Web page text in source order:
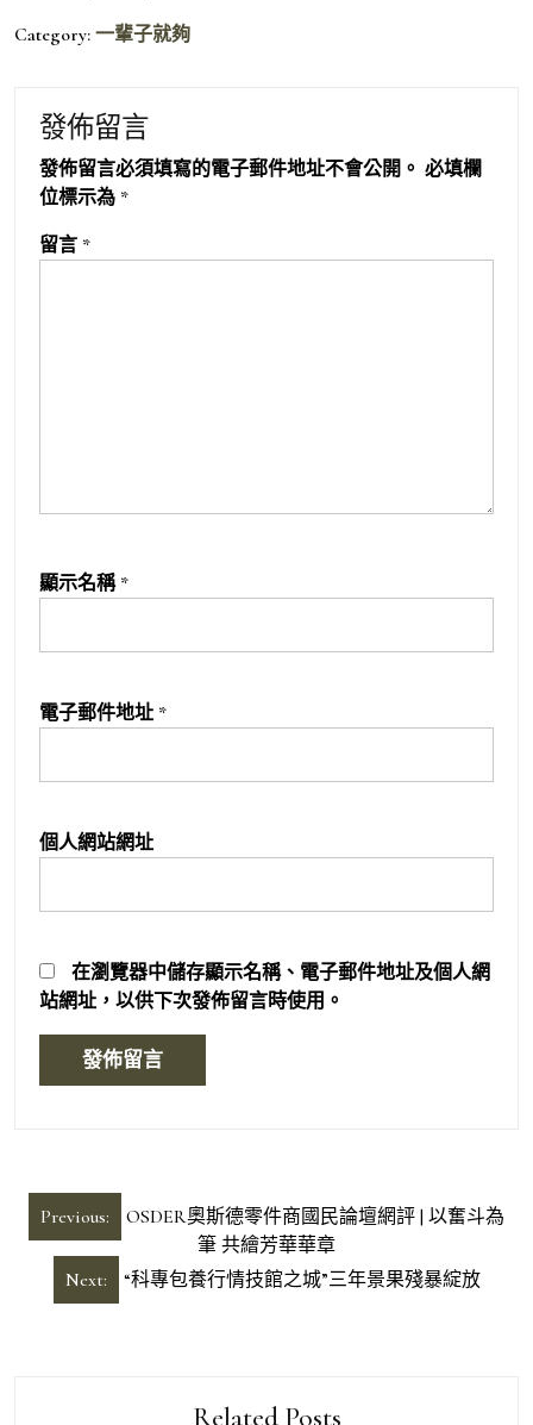
Category: 一輩子就夠
發佈留言
發佈留言必須填寫的電子郵件地址不會公開。 必填欄
位標示為 *
留言 *
顯示名稱 *
電子郵件地址 *
個人網站網址
在瀏覽器中儲存顯示名稱、電子郵件地址及個人網
站網址，以供下次發佈留言時使用。
文
章
Previous:
OSDER奧斯德零件商國民論壇網評 | 以奮斗為
筆 共繪芳華華章
Next:
“科專包養行情技館之城”三年景果殘暴綻放
Related Posts